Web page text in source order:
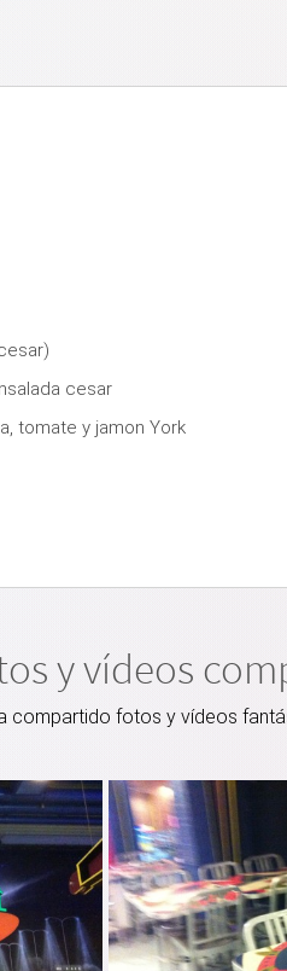
cesar
tomate y jamon York
y vídeos
compartido fotos y vídeos